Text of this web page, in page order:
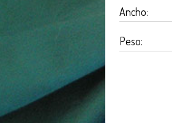
Ancho:
Peso: